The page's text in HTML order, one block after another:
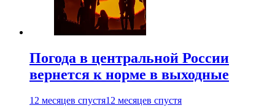
Погода в центральной России
вернется к норме в выходные
12 месяцев спустя12 месяцев спустя